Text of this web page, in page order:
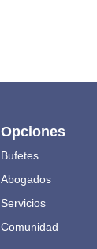
Opciones
Bufetes
Abogados
Servicios
Comunidad